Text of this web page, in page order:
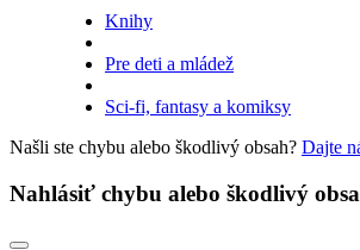
Knihy
Pre deti a mládež
Sci-fi, fantasy a komiksy
Našli ste chybu alebo škodlivý obsah? Dajte
Nahlásiť chybu alebo škodlivý